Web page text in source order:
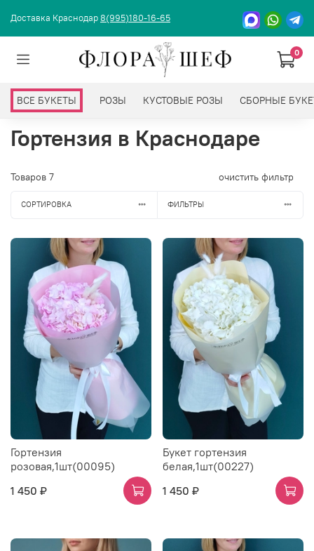
Доставка Краснодар8(995)180-16-65
0
ВСЕ БУКЕТЫ РОЗЫ КУСТОВЫЕ РОЗЫ СБОРНЫЕ
Гортензия в Краснодаре
Товаров 7 очистить фильтр
СОРТИРОВКА ФИЛЬТРЫ
Гортензия
розовая,1шт(00095)
1 450 ₽
Букет гортензия
белая,1шт(00227)
1 450 ₽